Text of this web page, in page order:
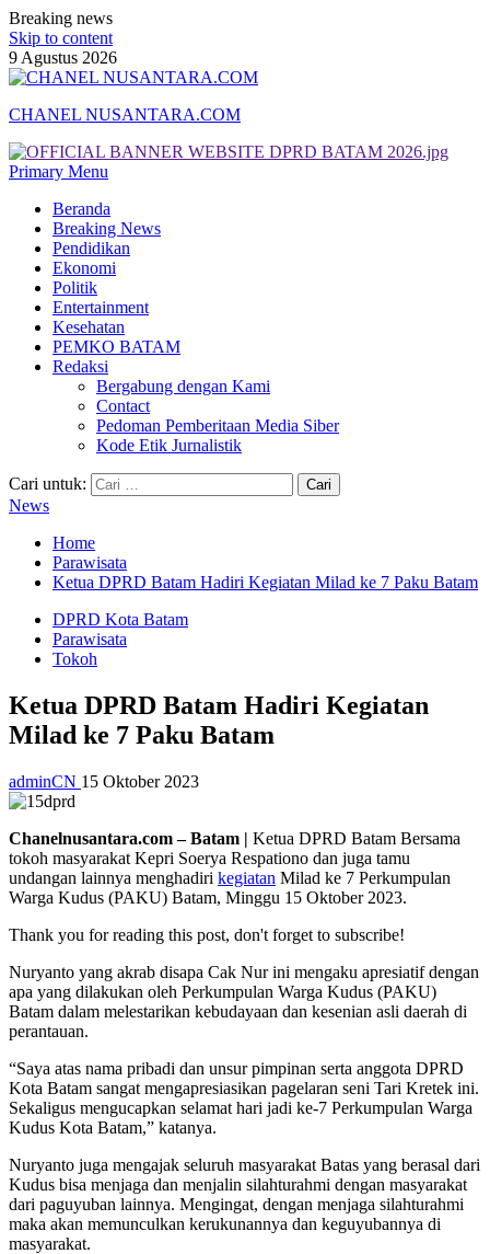
Breaking news
Skip to content
9 Agustus 2026
CHANEL NUSANTARA.COM
Primary Menu
Beranda
Breaking News
Pendidikan
Ekonomi
Politik
Entertainment
Kesehatan
PEMKO BATAM
Redaksi
Bergabung dengan Kami
Contact
Pedoman Pemberitaan Media Siber
Kode Etik Jurnalistik
Cari untuk:
News
Home
Parawisata
Ketua DPRD Batam Hadiri Kegiatan Milad ke 7 Paku Batam
DPRD Kota Batam
Parawisata
Tokoh
Ketua DPRD Batam Hadiri Kegiatan
Milad ke 7 Paku Batam
adminCN 15 Oktober 2023
Chanelnusantara.com – Batam | Ketua DPRD Batam Bersama
tokoh masyarakat Kepri Soerya Respationo dan juga tamu
undangan lainnya menghadiri kegiatan Milad ke 7 Perkumpulan
Warga Kudus (PAKU) Batam, Minggu 15 Oktober 2023.
Thank you for reading this post, don't forget to subscribe!
Nuryanto yang akrab disapa Cak Nur ini mengaku apresiatif dengan
apa yang dilakukan oleh Perkumpulan Warga Kudus (PAKU)
Batam dalam melestarikan kebudayaan dan kesenian asli daerah di
perantauan.
“Saya atas nama pribadi dan unsur pimpinan serta anggota DPRD
Kota Batam sangat mengapresiasikan pagelaran seni Tari Kretek ini.
Sekaligus mengucapkan selamat hari jadi ke-7 Perkumpulan Warga
Kudus Kota Batam,” katanya.
Nuryanto juga mengajak seluruh masyarakat Batas yang berasal dari
Kudus bisa menjaga dan menjalin silahturahmi dengan masyarakat
dari paguyuban lainnya. Mengingat, dengan menjaga silahturahmi
maka akan memunculkan kerukunannya dan keguyubannya di
masyarakat.